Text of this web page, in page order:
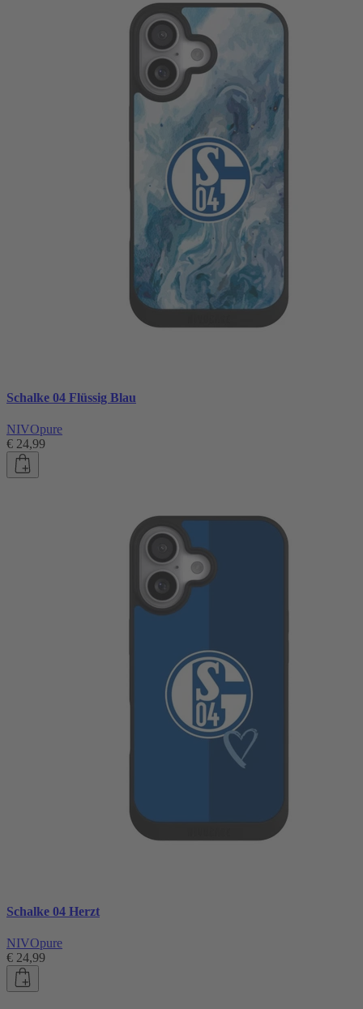
Schalke 04 Flüssig Blau
NIVOpure
€ 24,99
Schalke 04 Herzt
NIVOpure
€ 24,99